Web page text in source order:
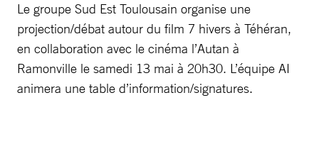
Le groupe Sud Est Toulousain organise une
projection/débat autour du film 7 hivers à Téhéran,
en collaboration avec le cinéma l’Autan à
Ramonville le samedi 13 mai à 20h30. L’équipe AI
animera une table d’information/signatures.